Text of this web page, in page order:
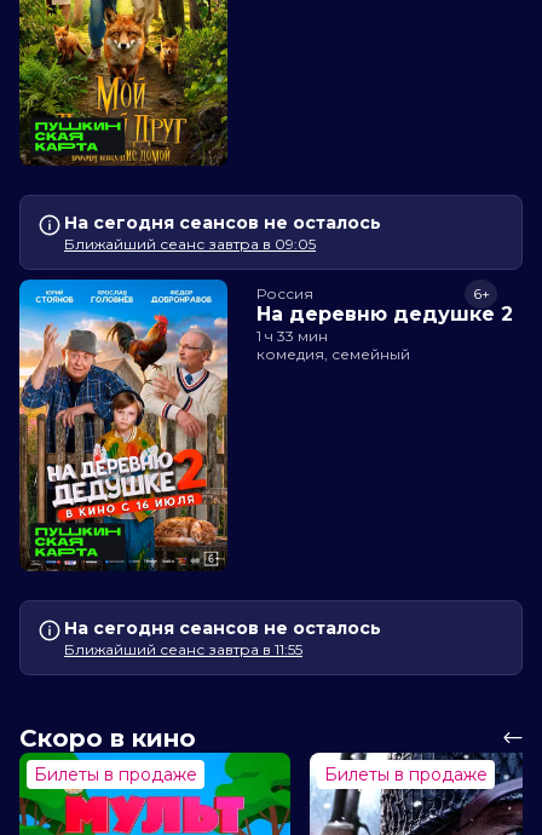
На сегодня сеансов не осталось
Ближайший сеанс завтра в 09:05
Россия
На деревню дедушке 2
6+
1 ч 33 мин
комедия, семейный
На сегодня сеансов не осталось
Ближайший сеанс завтра в 11:55
Скоро в кино
Билеты в продаже Билеты в продаже